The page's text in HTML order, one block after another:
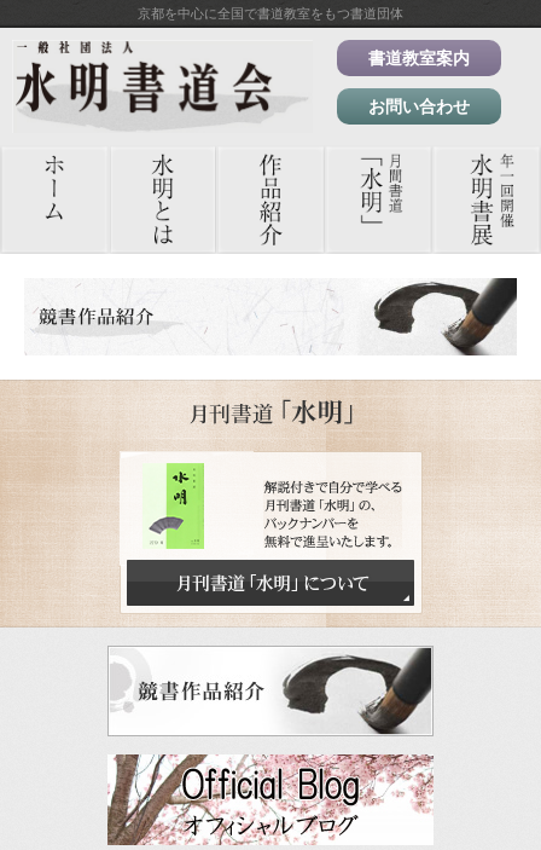
京都を中心に全国で書道教室をもつ書道団体
書道教室案内
お問い合わせ